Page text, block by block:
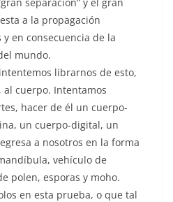
a la propagación
en consecuencia de la
mundo.
librarnos de esto,
cuerpo. Intentamos
hacer de él un cuerpo-
un cuerpo-digital, un
a nosotros en la forma
vehículo de
polen, esporas y moho.
en esta prueba, o que tal